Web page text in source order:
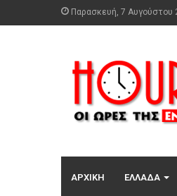
Παρασκευή, 7 Αυγούστου
ΑΡΧΙΚΉ ΕΛΛΆΔΑ